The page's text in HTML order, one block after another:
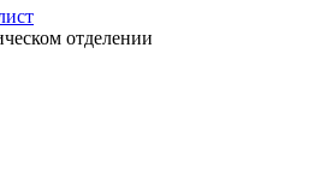
отделении